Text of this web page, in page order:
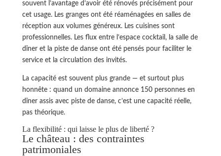
souvent l’avantage d’avoir été rénovés précisément pour
cet usage. Les granges ont été réaménagées en salles de
réception aux volumes généreux. Les cuisines sont
professionnelles. Les flux entre l’espace cocktail, la salle de
dîner et la piste de danse ont été pensés pour faciliter le
service et la circulation des invités.
La capacité est souvent plus grande — et surtout plus
honnête : quand un domaine annonce 150 personnes en
dîner assis avec piste de danse, c’est une capacité réelle,
pas théorique.
La flexibilité : qui laisse le plus de liberté ?
Le château : des contraintes
patrimoniales